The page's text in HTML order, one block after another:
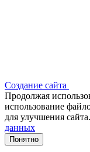
Создание сайта
Продолжая
использование
для улучшения сайта.
данных
Понятно